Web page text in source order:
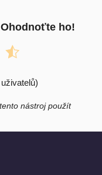
ho!
uživatelů)
nástroj použít